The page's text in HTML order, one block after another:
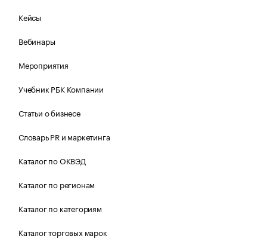
Кейсы
Вебинары
Мероприятия
Учебник РБК Компании
Статьи о бизнесе
Словарь PR и маркетинга
Каталог по ОКВЭД
Каталог по регионам
Каталог по категориям
Каталог торговых марок